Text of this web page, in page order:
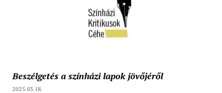
Beszélgetés a színházi lapok jövőjéről
2025.03.18.